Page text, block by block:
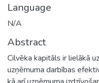
Language
N/A
Abstract
Cilvēka kapitāls ir lielākā
uzņēmuma darbības